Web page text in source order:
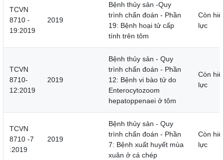
TCVN
8710 -
19:2019
2019
Bệnh thủy sản -Quy
trình chẩn đoán - Phần
19: Bệnh hoại tử cấp
tính trên tôm
Còn
lực
TCVN
8710-
12:2019
2019
Bệnh thủy sản - Quy
trình chẩn đoán - Phần
12: Bệnh vi bào tử do
Enterocytozoom
hepatoppenaei ở tôm
Còn
lực
TCVN
8710 -7
:2019
2019
Bệnh thủy sản - Quy
trình chẩn đoán - Phần
7: Bệnh xuất huyết mùa
xuân ở cá chép
Còn
lực